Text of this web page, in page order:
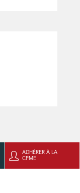
ADHÉRER À LA
CPME